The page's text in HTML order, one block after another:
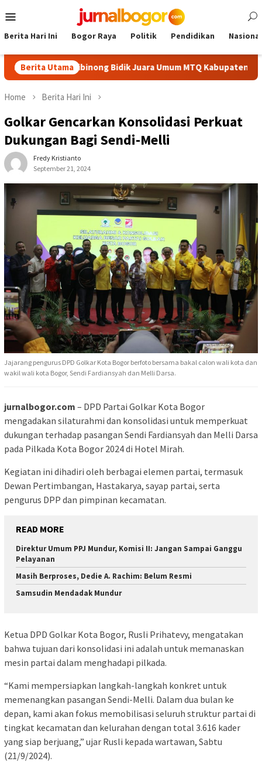
to
Menu
Berita Hari Ini Bogor Raya Politik Pendidikan Nasional
Berita Utama
Cibinong Bidik Juara Umum MTQ Kabupaten Empat Kali
Home Berita Hari Ini
Golkar Gencarkan Konsolidasi Perkuat
Dukungan Bagi Sendi-Melli
Fredy Kristianto
September 21, 2024
Jajarang pengurus DPD Golkar Kota Bogor berfoto bersama bakal calon wali kota dan
wakil wali kota Bogor, Sendi Fardiansyah dan Melli Darsa.
jurnalbogor.com – DPD Partai Golkar Kota Bogor
mengadakan silaturahmi dan konsolidasi untuk memperkuat
dukungan terhadap pasangan Sendi Fardiansyah dan Melli Darsa
pada Pilkada Kota Bogor 2024 di Hotel Mirah.
Kegiatan ini dihadiri oleh berbagai elemen partai, termasuk
Dewan Pertimbangan, Hastakarya, sayap partai, serta
pengurus DPP dan pimpinan kecamatan.
READ MORE
Direktur Umum PPJ Mundur, Komisi II: Jangan Sampai Ganggu
Pelayanan
Masih Berproses, Dedie A. Rachim: Belum Resmi
Samsudin Mendadak Mundur
Ketua DPD Golkar Kota Bogor, Rusli Prihatevy, mengatakan
bahwa tujuan dari konsolidasi ini adalah untuk memanaskan
mesin partai dalam menghadapi pilkada.
“Kami mempersiapkan langkah-langkah konkret untuk
memenangkan pasangan Sendi-Melli. Dalam dua bulan ke
depan, kami akan fokus memobilisasi seluruh struktur partai di
tingkat kecamatan dan kelurahan dengan total 3.616 kader
yang siap berjuang,” ujar Rusli kepada wartawan, Sabtu
(21/9/2024).